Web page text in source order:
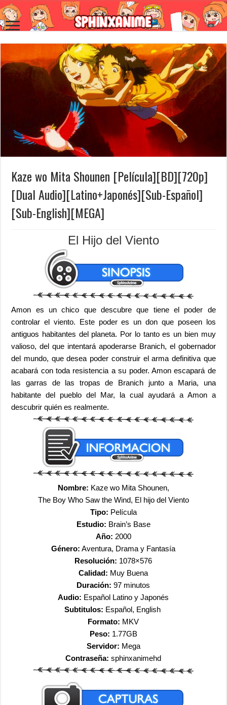
Kaze wo Mita Shounen [Película][BD][720p]
[Dual Audio][Latino+Japonés][Sub-Español]
[Sub-English][MEGA]
El Hijo del Viento
Amon es un chico que descubre que tiene el poder de
controlar el viento. Este poder es un don que poseen los
antiguos habitantes del planeta. Por lo tanto es un bien muy
valioso, del que intentará apoderarse Branich, el gobernador
del mundo, que desea poder construir el arma definitiva que
acabará con toda resistencia a su poder. Amon escapará de
las garras de las tropas de Branich junto a Maria, una
habitante del pueblo del Mar, la cual ayudará a Amon a
descubrir quién es realmente.
Nombre: Kaze wo Mita Shounen,
The Boy Who Saw the Wind, El hijo del Viento
Tipo: Película
Estudio: Brain’s Base
Año: 2000
Género: Aventura, Drama y Fantasía
Resolución: 1078×576
Calidad: Muy Buena
Duración: 97 minutos
Audio: Español Latino y Japonés
Subtitulos: Español, English
Formato: MKV
Peso: 1.77GB
Servidor: Mega
Contraseña: sphinxanimehd